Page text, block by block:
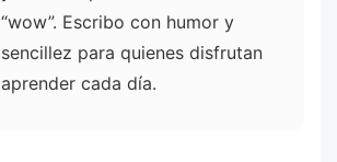
“wow”. Escribo con humor y
sencillez para quienes disfrutan
aprender cada día.